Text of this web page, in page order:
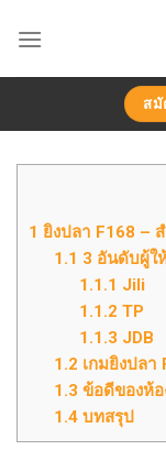
đến
สมั
1 ยิงปลา F168 –
1.1 3 อันดับผู้ใ
1.1.1 Jili
1.1.2 TP
1.1.3 JDB
1.2 เกมยิงปลา
1.3 ข้อดีของห้อ
1.4บทสรุป